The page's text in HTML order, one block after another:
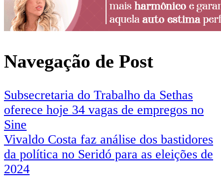
Navegação de Post
Subsecretaria do Trabalho da Sethas
oferece hoje 34 vagas de empregos no
Sine
Vivaldo Costa faz análise dos bastidores
da política no Seridó para as eleições de
2024